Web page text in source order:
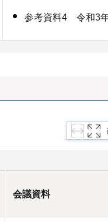
参考資料4 令和3
会議資料